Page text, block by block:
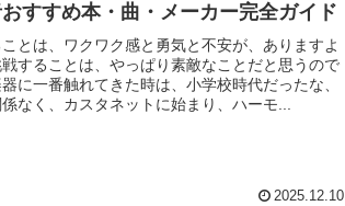
すすめ本・曲・メーカー完全ガイド
とは、ワクワク感と勇気と不安が、ありますよ
することは、やっぱり素敵なことだと思うので
に一番触れてきた時は、小学校時代だったな、
なく、カスタネットに始まり、ハーモ...
2025.12.10